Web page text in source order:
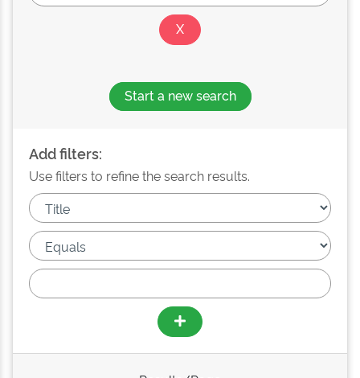
Start a new search
Add filters:
Use filters to refine the search results.